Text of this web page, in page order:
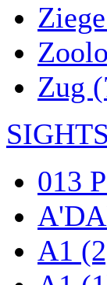
Zug
SIGHTS
013
A1